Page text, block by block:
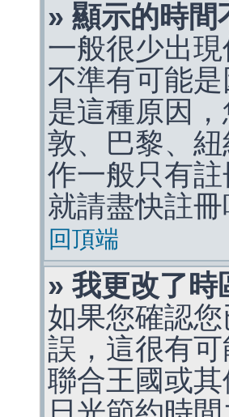
» 顯示的時間
一般很少出
不準有可能
是這種原因
敦、巴黎、
作一般只有
就請盡快註冊
回頂端
» 我更改了時
如果您確認
誤，這很有
聯合王國或